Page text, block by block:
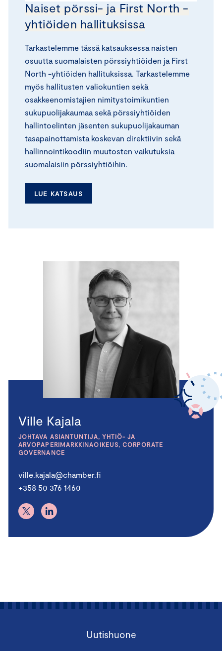
Naiset pörssi- ja First North -
yhtiöiden hallituksissa
Tarkastelemme tässä katsauksessa naisten
osuutta suomalaisten pörssiyhtiöiden ja First
North -yhtiöiden hallituksissa. Tarkastelemme
myös hallitusten valiokuntien sekä
osakkeenomistajien nimitystoimikuntien
sukupuolijakaumaa sekä pörssiyhtiöiden
hallintoelinten jäsenten sukupuolijakauman
tasapainottamista koskevan direktiivin sekä
hallinnointikoodiin muutosten vaikutuksia
suomalaisiin pörssiyhtiöihin.
LUE KATSAUS
Ville Kajala
JOHTAVA ASIANTUNTIJA, YHTIÖ- JA
ARVOPAPERIMARKKINAOIKEUS, CORPORATE
GOVERNANCE
ville.kajala@chamber.fi
+358 50 376 1460
Uutishuone